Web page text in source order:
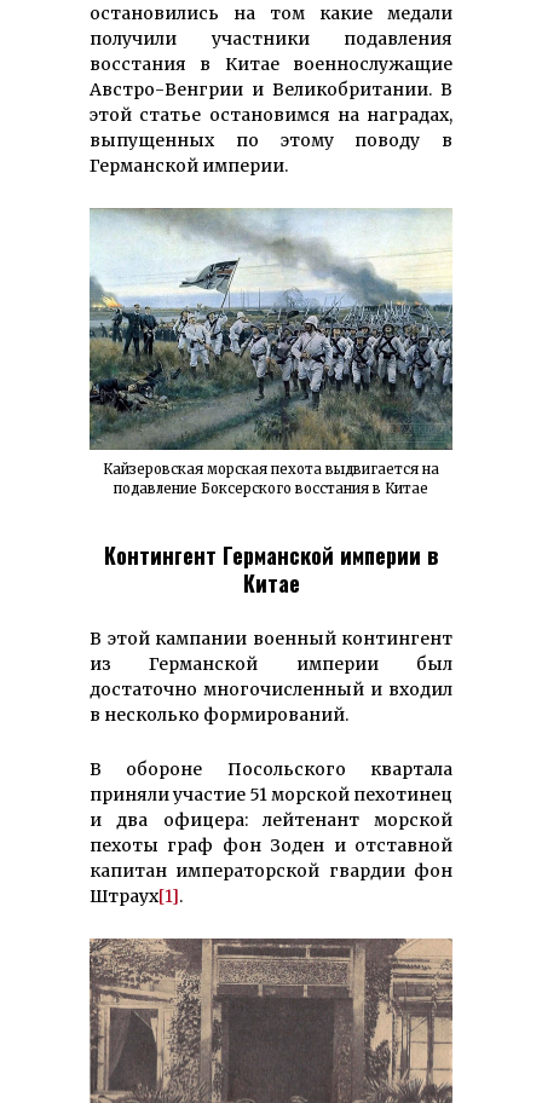
остановились на том какие медали
получили участники подавления
восстания в Китае военнослужащие
Австро-Венгрии и Великобритании. В
этой статье остановимся на наградах,
выпущенных по этому поводу в
Германской империи.
Кайзеровская морская пехота выдвигается на
подавление Боксерского восстания в Китае
Контингент Германской империи в
Китае
В этой кампании военный контингент
из Германской империи был
достаточно многочисленный и входил
в несколько формирований.
В обороне Посольского квартала
приняли участие 51 морской пехотинец
и два офицера: лейтенант морской
пехоты граф фон Зоден и отставной
капитан императорской гвардии фон
Штраух[1].